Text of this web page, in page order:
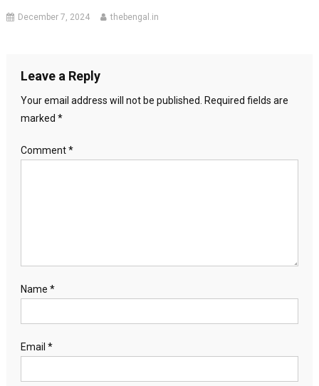
December 7, 2024 thebengal.in
Leave a Reply
Your email address will not be published.
Required fields are
marked *
Comment*
Name *
Email *